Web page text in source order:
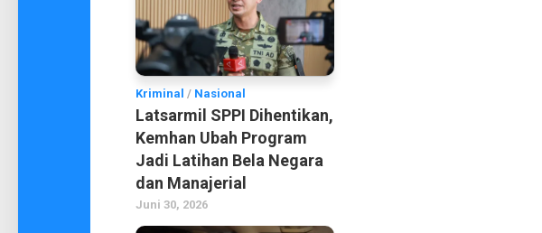
Kriminal / Nasional
Latsarmil SPPI Dihentikan,
Kemhan Ubah Program
Jadi Latihan Bela Negara
dan Manajerial
Juni 30, 2026